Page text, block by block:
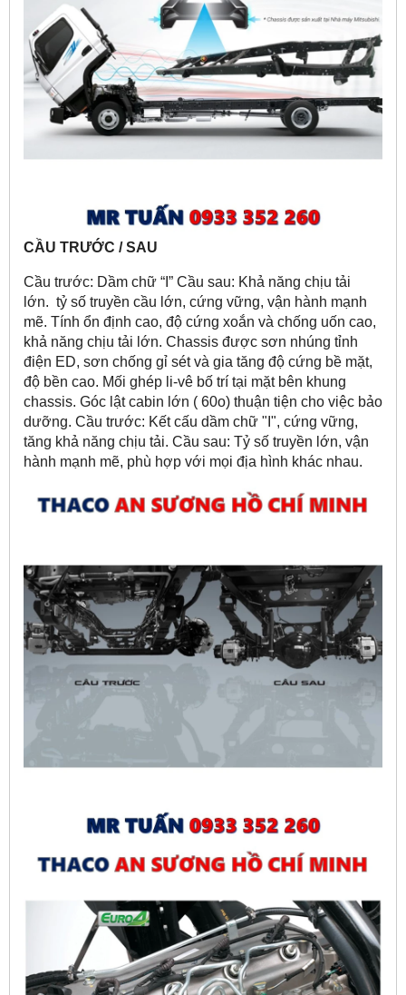
CẦU TRƯỚC / SAU
Cầu trước: Dầm chữ “I” Cầu sau: Khả năng chịu tải
lớn. tỷ số truyền cầu lớn, cứng vững, vận hành mạnh
mẽ. Tính ổn định cao, độ cứng xoắn và chống uốn cao,
khả năng chịu tải lớn. Chassis được sơn nhúng tỉnh
điện ED, sơn chống gỉ sét và gia tăng độ cứng bề mặt,
độ bền cao. Mối ghép li-vê bố trí tại mặt bên khung
chassis. Góc lật cabin lớn ( 60o) thuận tiện cho việc bảo
dưỡng. Cầu trước: Kết cấu dầm chữ "I", cứng vững,
tăng khả năng chịu tải. Cầu sau: Tỷ số truyền lớn, vận
hành mạnh mẽ, phù hợp với mọi địa hình khác nhau.